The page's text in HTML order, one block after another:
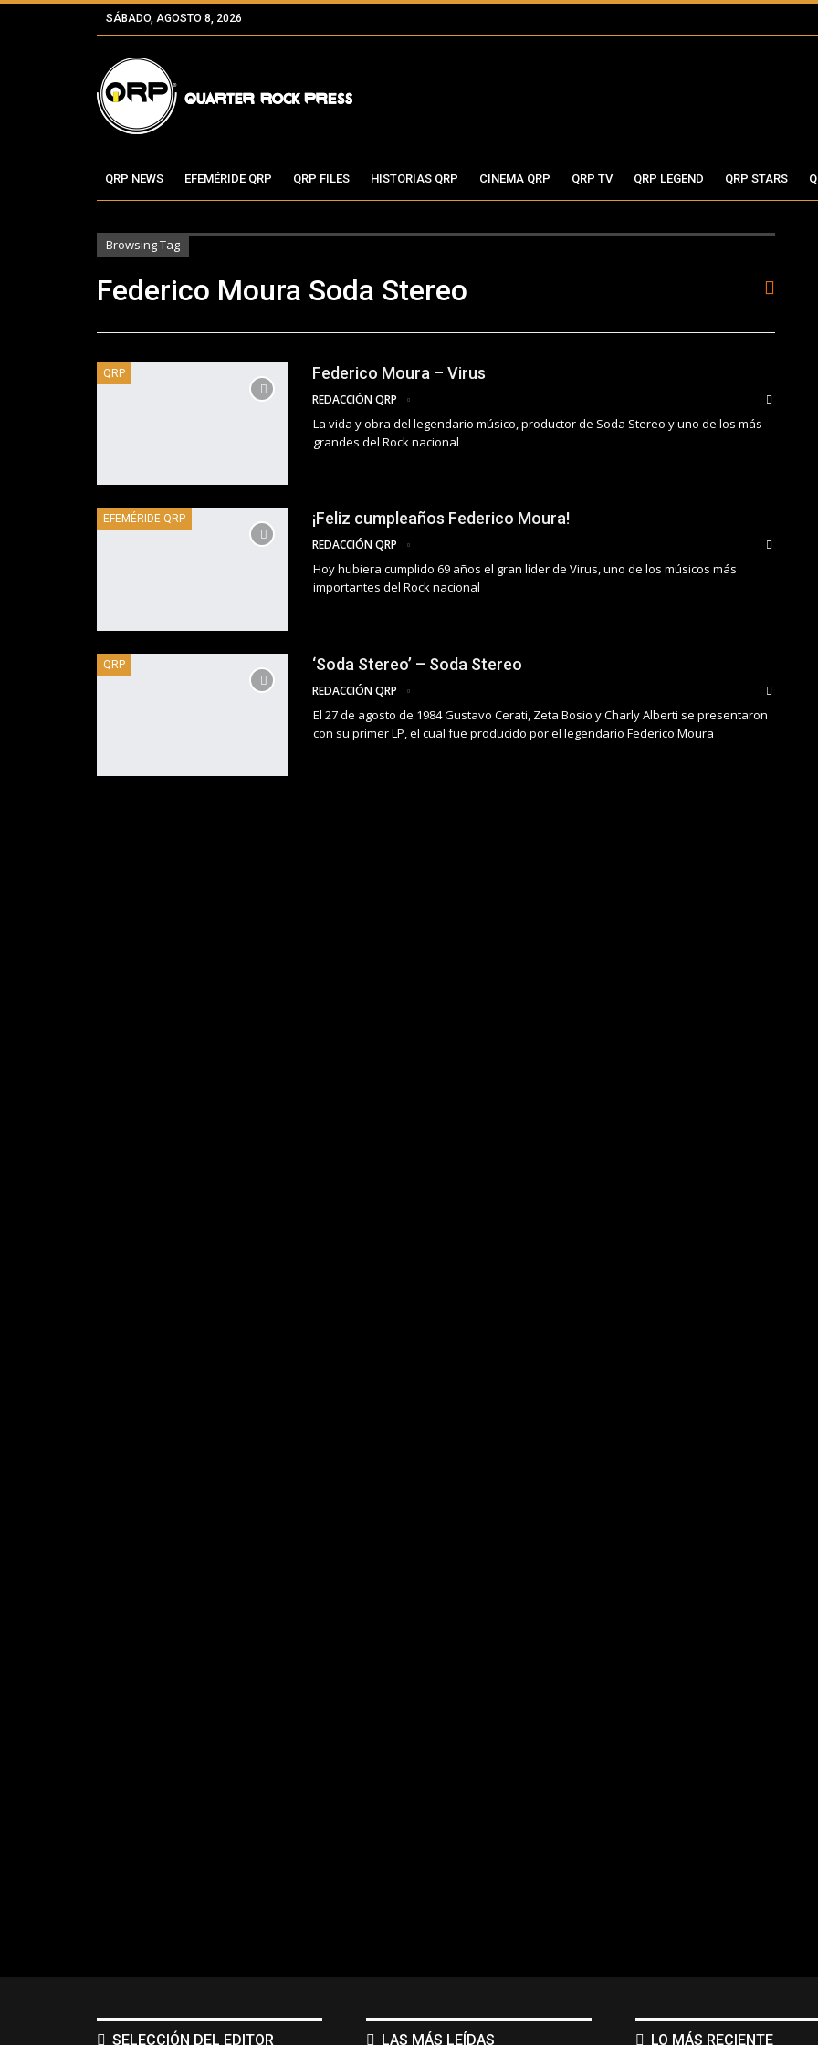
SÁBADO, AGOSTO 8, 2026
QRP NEWS EFEMÉRIDE QRP QRP FILES HISTORIAS QRP CINEMA QRP QRP TV QRP LEGEND QRP STARS
Browsing Tag
Federico Moura Soda Stereo
QRP Federico Moura – Virus
REDACCIÓN QRP
La vida y obra del legendario músico, productor de Soda Stereo y uno de los más
grandes del Rock nacional
EFEMÉRIDE QRP ¡Feliz cumpleaños Federico Moura!
REDACCIÓN QRP
Hoy hubiera cumplido 69 años el gran líder de Virus, uno de los músicos más
importantes del Rock nacional
QRP ‘Soda Stereo’ – Soda Stereo
REDACCIÓN QRP
El 27 de agosto de 1984 Gustavo Cerati, Zeta Bosio y Charly Alberti se presentaron
con su primer LP, el cual fue producido por el legendario Federico Moura
SELECCIÓN DEL EDITOR LAS MÁS LEÍDAS LO MÁS RECIENTE